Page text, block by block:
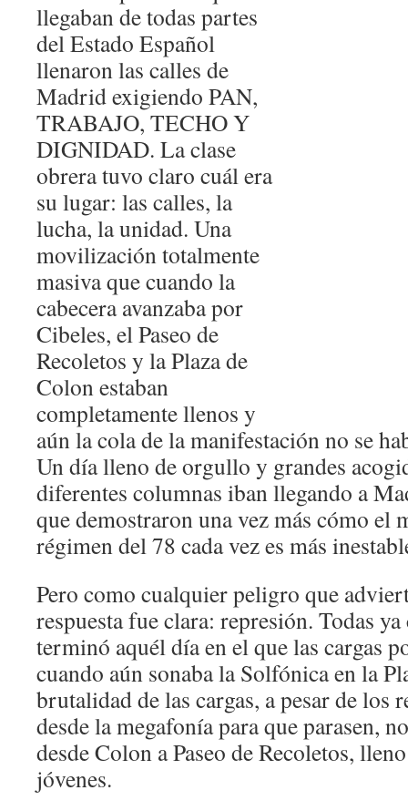
llegaban de todas partes
del Estado Español
llenaron las calles de
Madrid exigiendo PAN,
TRABAJO, TECHO Y
DIGNIDAD. La clase
obrera tuvo claro cuál era
su lugar: las calles, la
lucha, la unidad. Una
movilización totalmente
masiva que cuando la
cabecera avanzaba por
Cibeles, el Paseo de
Recoletos y la Plaza de
Colon estaban
completamente llenos y
aún la cola de la manifestación no se
Un día lleno de orgullo y grandes
diferentes columnas iban llegando a
que demostraron una vez más cómo el
régimen del 78 cada vez es más
Pero como cualquier peligro que
respuesta fue clara: represión. Todas
terminó aquél día en el que las cargas
cuando aún sonaba la Solfónica en la
brutalidad de las cargas, a pesar de los
desde la megafonía para que parasen,
desde Colon a Paseo de Recoletos,
jóvenes.